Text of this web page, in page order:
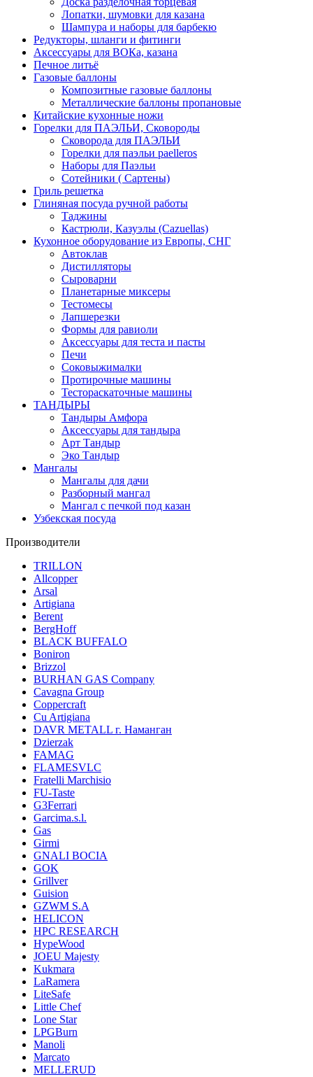
Лопатки, шумовки для казана
Шампура и наборы для барбекю
Редукторы, шланги и фитинги
Аксессуары для ВОКа, казана
Печное литьё
Газовые баллоны
Композитные газовые баллоны
Металлические баллоны пропановые
Китайские кухонные ножи
Горелки для ПАЭЛЬИ, Сковороды
Сковорода для ПАЭЛЬИ
Горелки для паэльи paelleros
Наборы для Паэльи
Сотейники ( Сартены)
Гриль решетка
Глиняная посуда ручной работы
Таджины
Кастрюли, Казуэлы (Cazuellas)
Кухонное оборудование из Европы, СНГ
Автоклав
Дистилляторы
Сыроварни
Планетарные миксеры
Тестомесы
Лапшерезки
Формы для равиоли
Аксессуары для теста и пасты
Печи
Соковыжималки
Протирочные машины
Тестораскаточные машины
ТАНДЫРЫ
Тандыры Амфора
Аксессуары для тандыра
Арт Тандыр
Эко Тандыр
Мангалы
Мангалы для дачи
Разборный мангал
Мангал с печкой под казан
Узбекская посуда
Производители
TRILLON
Allcopper
Arsal
Artigiana
Berent
BergHoff
BLACK BUFFALO
Boniron
Brizzol
BURHAN GAS Company
Cavagna Group
Coppercraft
Cu Artigiana
DAVR METALL г. Наманган
Dzierzak
FAMAG
FLAMESVLC
Fratelli Marchisio
FU-Taste
G3Ferrari
Garcima.s.l.
Gas
Girmi
GNALI BOCIA
GOK
Grillver
Guision
GZWM S.A
HELICON
HPC RESEARCH
HypeWood
JOEU Majesty
Kukmara
LaRamera
LiteSafe
Little Chef
Lone Star
LPGBurn
Manoli
Marcato
MELLERUD